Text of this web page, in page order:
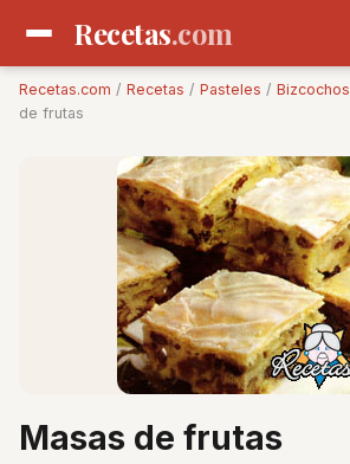
Recetas.com
Recetas.com / Recetas / Pasteles / Bizcochos
de frutas
Masas de frutas